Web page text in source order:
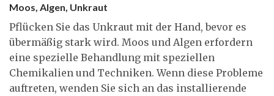
Moos, Algen, Unkraut
Pflücken Sie das Unkraut mit der Hand, bevor es
übermäßig stark wird. Moos und Algen erfordern
eine spezielle Behandlung mit speziellen
Chemikalien und Techniken. Wenn diese Probleme
auftreten, wenden Sie sich an das installierende